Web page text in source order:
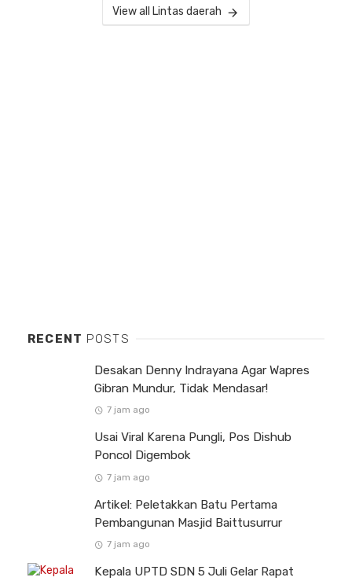
View all Lintas daerah
RECENT POSTS
Desakan Denny Indrayana Agar Wapres
Gibran Mundur, Tidak Mendasar!
7 jam ago
Usai Viral Karena Pungli, Pos Dishub
Poncol Digembok
7 jam ago
Artikel: Peletakkan Batu Pertama
Pembangunan Masjid Baittusurrur
7 jam ago
Kepala UPTD SDN 5 Juli Gelar Rapat